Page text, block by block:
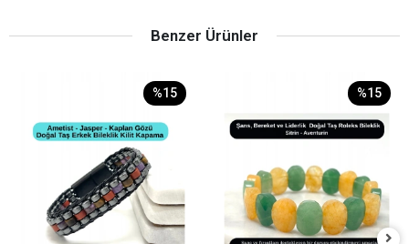
Benzer Ürünler
%15 %15